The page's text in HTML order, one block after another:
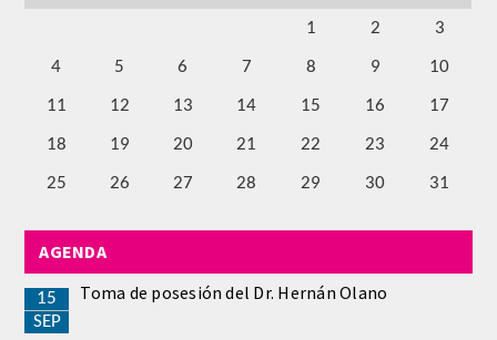
PREVENCION,PROMOCION DE LA
TECNOLOGIAS SANITARIAS
QUIRURGICA
ORTOGNATIA
NÚMERO
1 2 3
4 5 6 7 8 9 10
11 12 13 14 15 16 17
18 19 20 21 22 23 24
25 26 27 28 29 30 31
AGENDA
15
SEP
Toma de posesión del Dr. Hernán Olano